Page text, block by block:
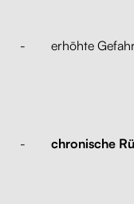
- erhöhte Gefahr
- chronische